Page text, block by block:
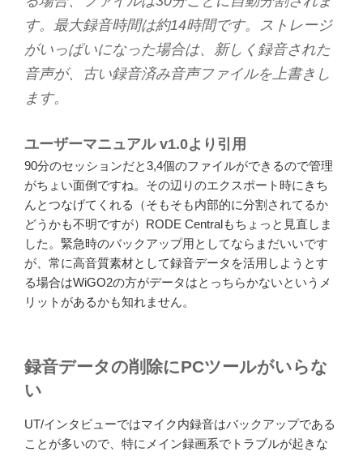
す。最大録音時間は約14時間です。ストレージ
がいっぱいになった場合は、新しく録音された
音声が、古い録音済み音声ファイルを上書きし
ます。
ユーザーマニュアル v1.0より引用
90分のセッションだと3,4個のファイルができるので管理
がちょい面倒ですね。その辺りのエクスポート時にきち
んとつなげてくれる（そもそも内部的に分割されてるか
どうかも不明ですが）RODE Centralもちょっと見直しま
した。緊急時のバックアップ用としてならまだいいです
が、常に高音質素材として録音データを活用しようとす
る場合はWiGO2の方がデータはとっちらかないというメ
リットがあるかも知れません。
録音データの削除にPCツールがいらな
い
UT/インタビューではマイク内録音はバックアップである
ことが多いので、特にメイン録画系でトラブルが起きな